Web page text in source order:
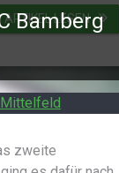
ARTIKEL LESEN
Bamberg
zweite